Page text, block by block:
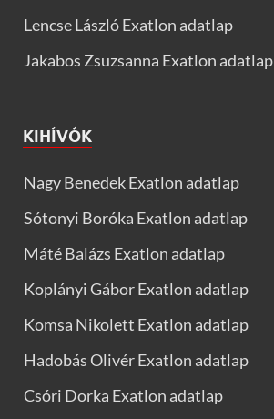
Lencse László Exatlon adatlap
Jakabos Zsuzsanna Exatlon adatlap
KIHÍVÓK
Nagy Benedek Exatlon adatlap
Sótonyi Boróka Exatlon adatlap
Máté Balázs Exatlon adatlap
Koplányi Gábor Exatlon adatlap
Komsa Nikolett Exatlon adatlap
Hadobás Olivér Exatlon adatlap
Csóri Dorka Exatlon adatlap